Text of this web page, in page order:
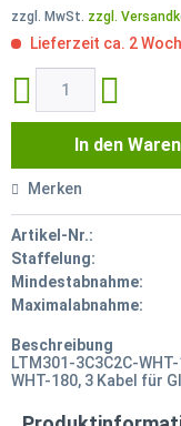
zzgl. MwSt. zzgl.
Lieferzeit ca. 2
In den
Merken
Artikel-Nr.:
Staffelung:
Mindestabnahme:
Maximalabnahme:
Beschreibung
LTM301-3C3C2C-
WHT-180, 3 Kabel für